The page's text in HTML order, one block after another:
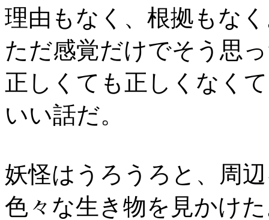
理由もなく、根拠もな
ただ感覚だけでそう思
正しくても正しくなく
いい話だ。
妖怪はうろうろと、周
色々な生き物を見かけ